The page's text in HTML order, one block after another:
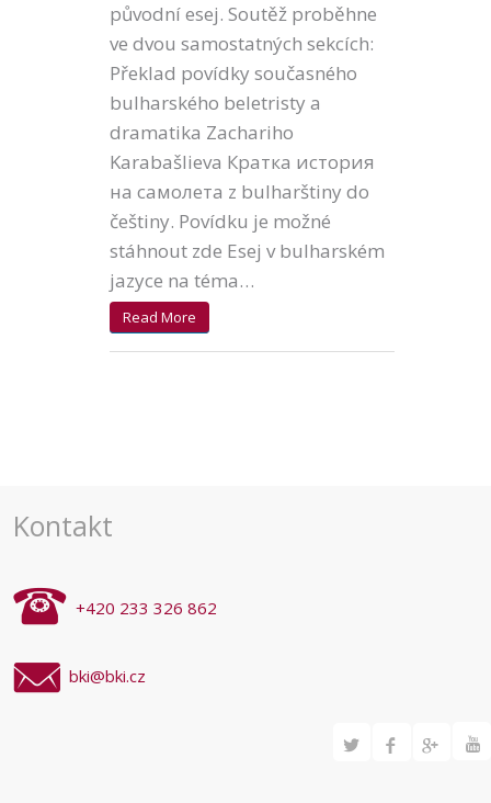
původní esej. Soutěž proběhne
ve dvou samostatných sekcích:
Překlad povídky současného
bulharského beletristy a
dramatika Zachariho
Karabašlieva Кратка история
на самолета z bulharštiny do
češtiny. Povídku je možné
stáhnout zde Esej v bulharském
jazyce na téma…
Read More
Kontakt
+420 233 326 862
bki@bki.cz